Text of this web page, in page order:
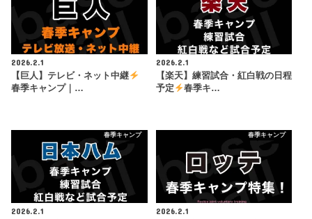
2026.2.1
【巨人】テレビ・ネット中継
春季キャンプ｜…
2026.2.1
【楽天】練習試合・紅白戦の日程
予定
春季キ…
春季キャンプ
2026.2.1
春季キャンプ
2026.2.1